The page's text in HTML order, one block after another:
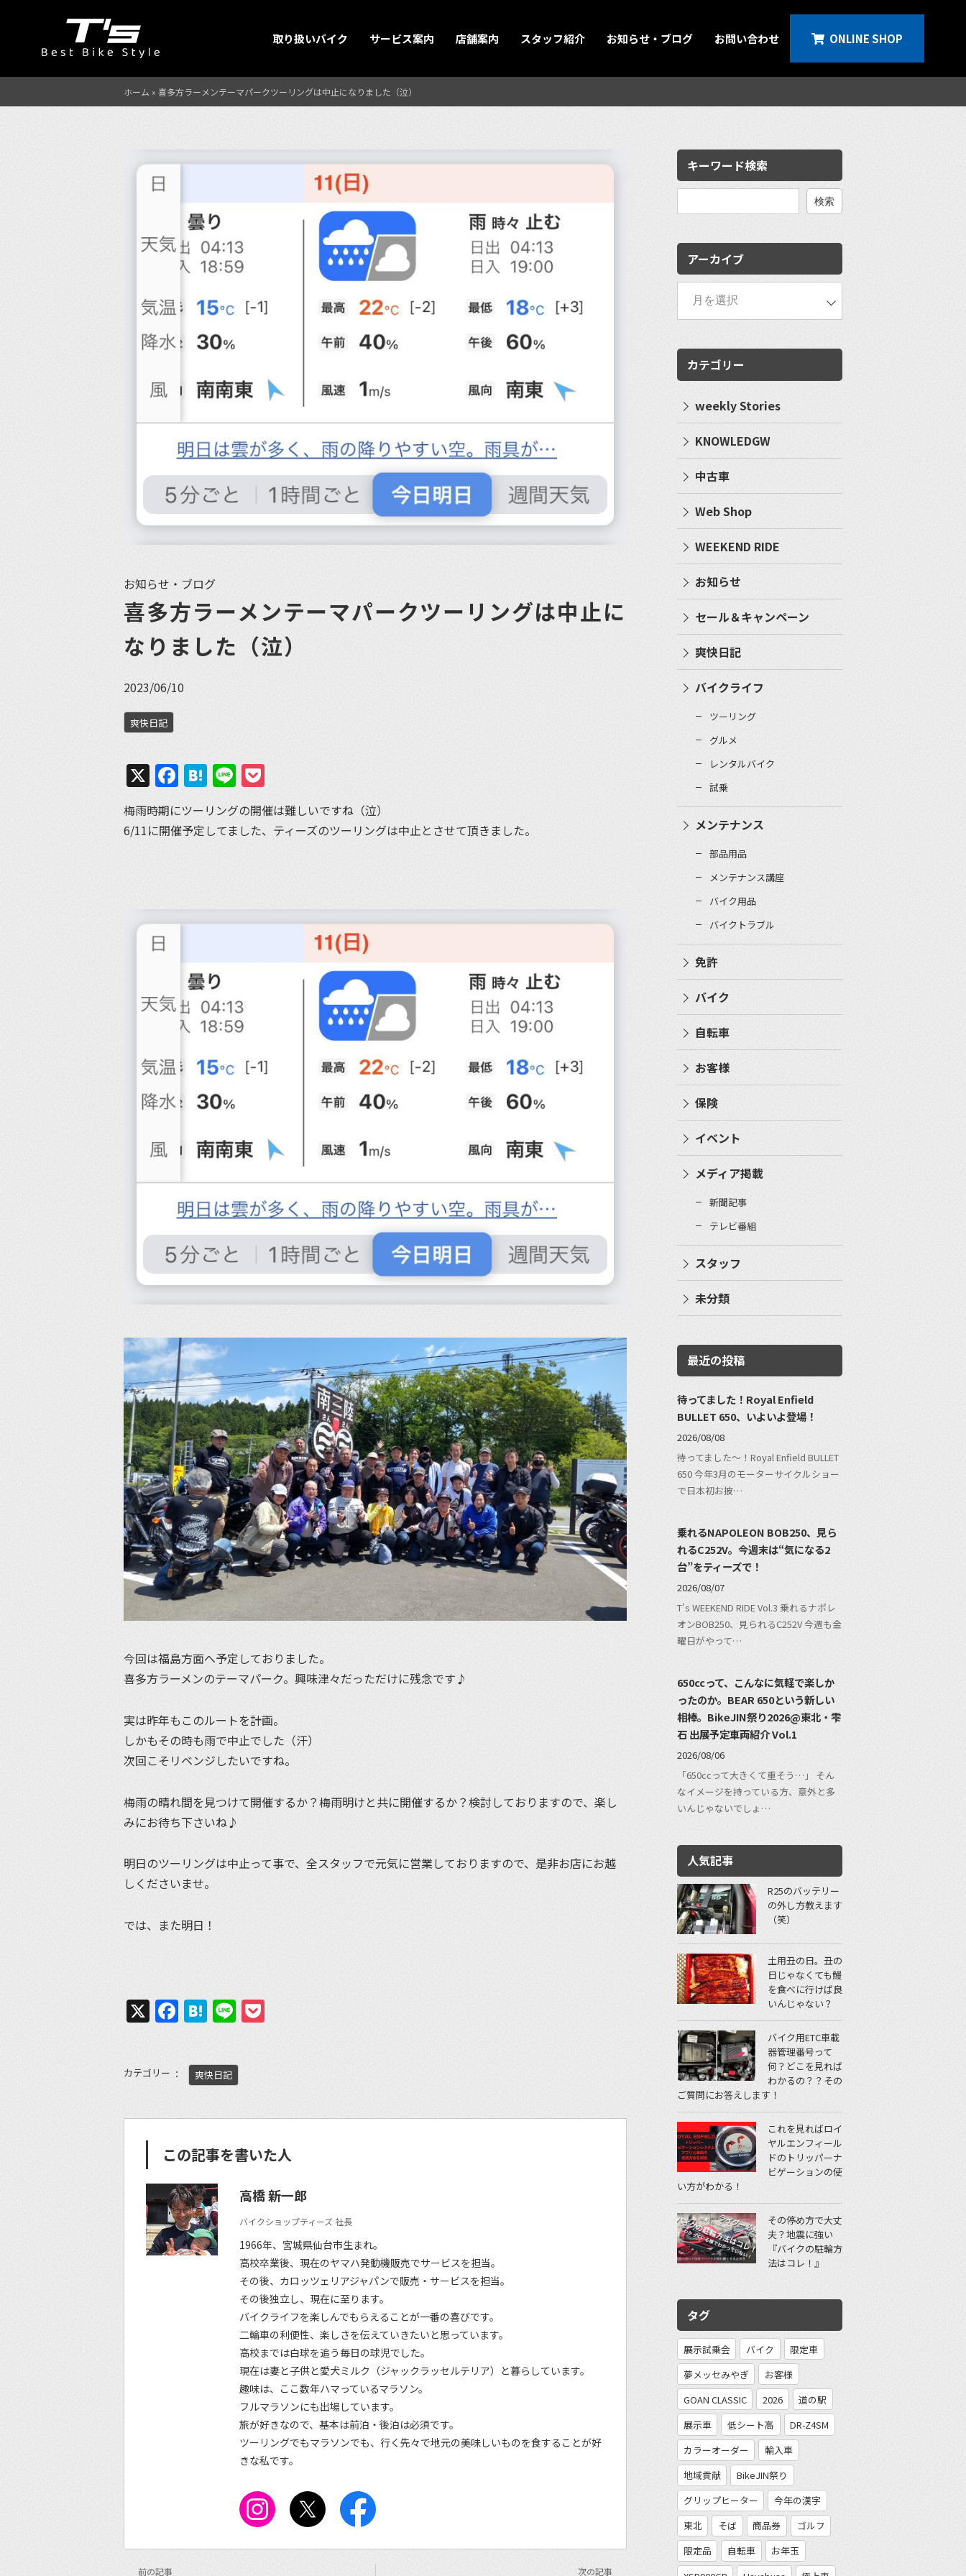
取り扱いバイク サービス案内 店舗案内 スタッフ紹介 お知らせ・ブログ お問い合わせ ONLINE SHOP
ホーム » 喜多方ラーメンテーマパークツーリングは中止になりました（泣）
お知らせ・ブログ
喜多方ラーメンテーマパークツーリングは中止に
なりました（泣）
2023/06/10
爽快日記
X Facebook
Hatena
Line
梅雨時期にツーリングの開催は難しいですね（泣）
6/11に開催予定してました、ティーズのツーリングは中止とさせて頂きました。
今回は福島方面へ予定しておりました。
喜多方ラーメンのテーマパーク。興味津々だっただけに残念です♪
実は昨年もこのルートを計画。
しかもその時も雨で中止でした（汗）
次回こそリベンジしたいですね。
梅雨の晴れ間を見つけて開催するか？梅雨明けと共に開催するか？検討しておりますので、楽し
みにお待ち下さいね♪
明日のツーリングは中止って事で、全スタッフで元気に営業しておりますので、是非お店にお越
しくださいませ。
では、また明日！
X Facebook
Hatena
Line
カテゴリー 爽快日記
この記事を書いた人
高橋 新一郎
バイクショップティーズ 社長
1966年、宮城県仙台市生まれ。
高校卒業後、現在のヤマハ発動機販売でサービスを担当。
その後、カロッツェリアジャパンで販売・サービスを担当。
その後独立し、現在に至ります。
バイクライフを楽しんでもらえることが一番の喜びです。
二輪車の利便性、楽しさを伝えていきたいと思っています。
高校までは白球を追う毎日の球児でした。
現在は妻と子供と愛犬ミルク（ジャックラッセルテリア）と暮らしています。
趣味は、ここ数年ハマっているマラソン。
フルマラソンにも出場しています。
旅が好きなので、基本は前泊・後泊は必須です。
ツーリングでもマラソンでも、行く先々で地元の美味しいものを食することが好
きな私です。
キーワード検索
検
アーカイブ
カテゴリー
weekly Stories
KNOWLEDGW
中古車
Web Shop
WEEKEND RIDE
お知らせ
セール＆キャンペーン
爽快日記
バイクライフ
ツーリング
グルメ
レンタルバイク
試乗
メンテナンス
部品用品
メンテナンス講座
バイク用品
バイクトラブル
免許
バイク
自転車
お客様
保険
イベント
メディア掲載
新聞記事
テレビ番組
スタッフ
未分類
最近の投稿
待ってました！Royal Enfield
BULLET 650、いよいよ登場！
2026/08/08
待ってました〜！Royal Enfield BULLET
650 今年3月のモーターサイクルショー
で日本初お披…
乗れるNAPOLEON BOB250、見ら
れるC252V。今週末は“気になる2
台”をティーズで！
2026/08/07
T's WEEKEND RIDE Vol.3 乗れるナポレ
オンBOB250、見られるC252V 今週も金
曜日がやって…
650ccって、こんなに気軽で楽しか
ったのか。BEAR 650という新しい
相棒。BikeJIN祭り2026@東北・雫
石 出展予定車両紹介 Vol.1
2026/08/06
「650ccって大きくて重そう…」 そん
なイメージを持っている方、意外と多
いんじゃないでしょ…
人気記事
R25のバッテリー
の外し方教えます
（笑）
土用丑の日。丑の
日じゃなくても鰻
を食べに行けば良
いんじゃない？
バイク用ETC車載
器管理番号って
何？どこを見れば
わかるの？？その
ご質問にお答えします！
これを見ればロイ
ヤルエンフィール
ドのトリッパーナ
ビゲーションの使
い方がわかる！
その停め方で大丈
夫？地震に強い
『バイクの駐輪方
法はコレ！』
タグ
展示試乗会 バイク
限定車
夢メッセみやぎ
お客様
GOAN CLASSIC
2026
道の駅
展示車
低シート高
DR-Z4SM
カラーオーダー
輸入車
地域貢献
BikeJIN祭り
グリップヒーター
今年の漢字
東北
そば 商品券
ゴルフ
限定品
自転車
お年玉